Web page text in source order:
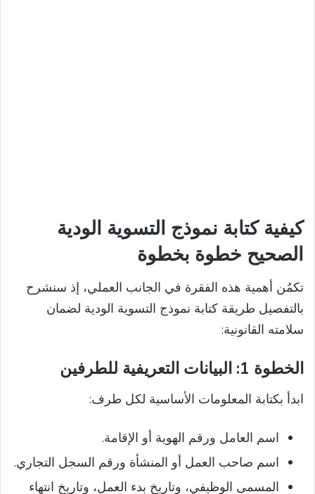
كيفية كتابة نموذج التسوية الودية
الصحيح خطوة بخطوة
تكمُن أهمية هذه الفقرة في الجانب العملي، إذ سنشرح
بالتفصيل طريقة كتابة نموذج التسوية الودية لضمان
سلامته القانونية:
الخطوة 1: البيانات التعريفية للطرفين
ابدأ بكتابة المعلومات الأساسية لكل طرف:
اسم العامل ورقم الهوية أو الإقامة.
اسم صاحب العمل أو المنشأة ورقم السجل التجاري.
المسمى الوظيفي، وتاريخ بدء العمل، وتاريخ انتهاء